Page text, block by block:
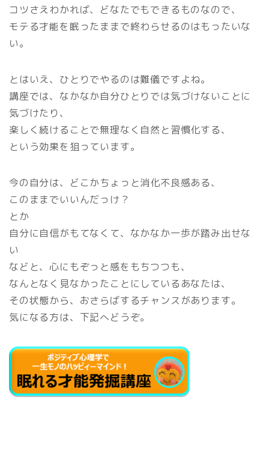
コツさえわかれば、どなたでもできるものなので、
モテる才能を眠ったままで終わらせるのはもったいな
い。
とはいえ、ひとりでやるのは難儀ですよね。
講座では、なかなか自分ひとりでは気づけないことに
気づけたり、
楽しく続けることで無理なく自然と習慣化する、
という効果を狙っています。
今の自分は、どこかちょっと消化不良感ある、
このままでいいんだっけ？
とか
自分に自信がもてなくて、なかなか一歩が踏み出せな
い
などと、心にもぞっと感をもちつつも、
なんとなく見なかったことにしているあなたは、
その状態から、おさらばするチャンスがあります。
気になる方は、下記へどうぞ。